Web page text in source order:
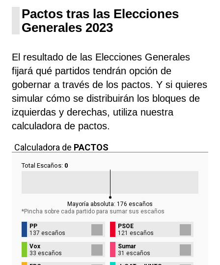
Pactos tras las Elecciones
Generales 2023
El resultado de las Elecciones Generales
fijará qué partidos tendrán opción de
gobernar a través de los pactos. Y si quieres
simular cómo se distribuirán los bloques de
izquierdas y derechas, utiliza nuestra
calculadora de pactos.
Calculadora de PACTOS
Total Escaños: 0
Mayoría absoluta: 176 escaños
*Pincha sobre cada partido para sumar sus escaños
PP
137 escaños
PSOE
121 escaños
Vox
33 escaños
Sumar
31 escaños